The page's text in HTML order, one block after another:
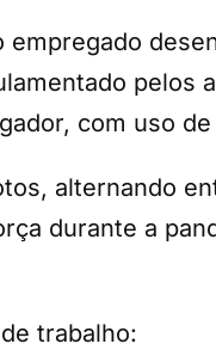
pelos
com uso
alternando
durante a
trabalho: